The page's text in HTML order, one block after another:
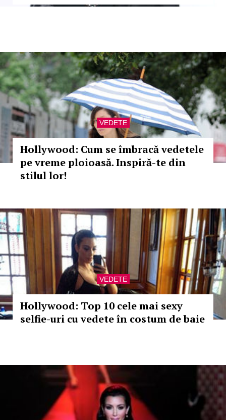
VEDETE
Hollywood: Cum se îmbracă vedetele
pe vreme ploioasă. Inspiră-te din
stilul lor!
VEDETE
Hollywood: Top 10 cele mai sexy
selfie-uri cu vedete în costum de baie